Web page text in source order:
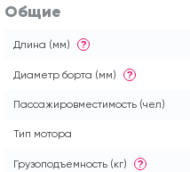
Общие
Длина (мм) ?
Диаметр борта (мм) ?
Пассажировместимость (чел)
Тип мотора
Грузоподъемность (кг) ?